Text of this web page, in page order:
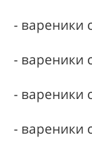
- вареники
- вареники
- вареники
- вареники